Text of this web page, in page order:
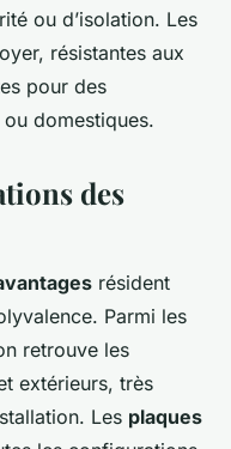
ou d’isolation. Les
résistantes aux
pour des
domestiques.
des
résident
Parmi les
retrouve les
extérieurs, très
Les plaques